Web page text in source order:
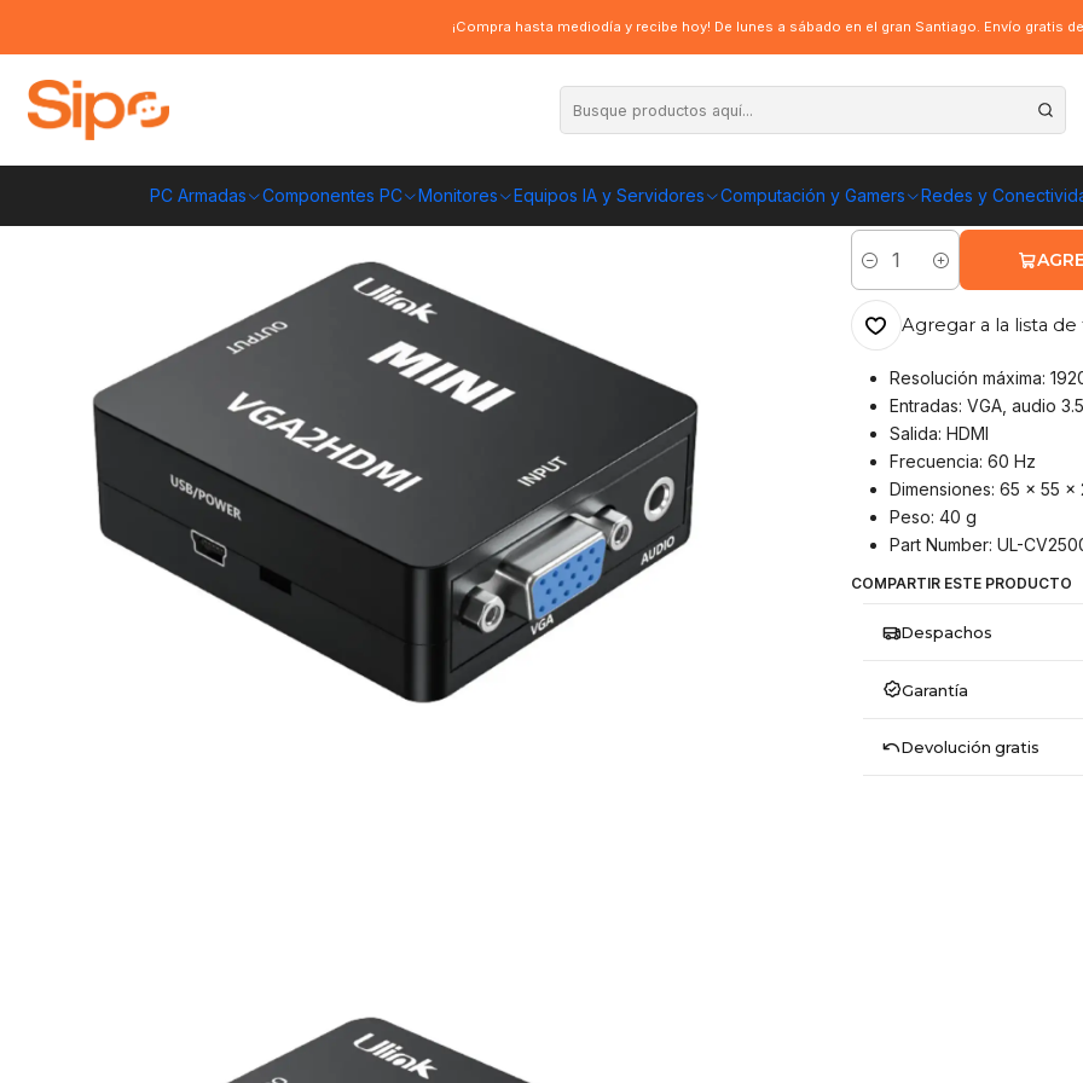
PC Armadas Componentes PC Monitores Equipos IA y Servidores Computación y Gamers Redes y
¡Compra hasta mediodía y recibe hoy! De lunes a sábado en el gran Santiago. Envío gratis
Adaptador VGA + Audio 3.5mm a HDMI HD, alimentación USB 60Hz
Adaptador
alimentación
ENVÍO GRATIS A
Cantidad
Agregar a la lista de
Resolución máxima:
Entradas: VGA, audio
Salida: HDMI
Frecuencia: 60 Hz
Dimensiones: 65 x 55 x
Peso: 40 g
Part Number: UL-
COMPARTIR ESTE PRODUCTO
Despachos
Garantía
Devolución gratis